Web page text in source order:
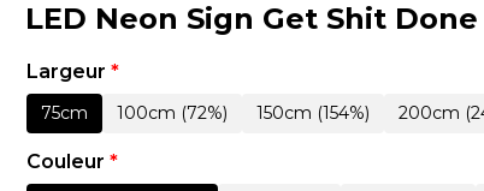
LED Neon Sign Get Shit Done
Largeur *
75cm 100cm (72%) 150cm (154%) 200cm
Couleur *